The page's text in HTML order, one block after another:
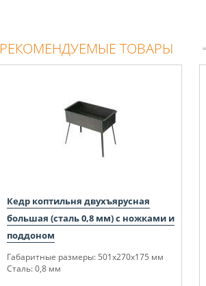
РЕКОМЕНДУЕМЫЕ ТОВАРЫ
Кедр коптильня двухъярусная
большая (сталь 0,8 мм) с ножками и
поддоном
Габаритные размеры: 501x270x175 мм
Сталь: 0,8 мм